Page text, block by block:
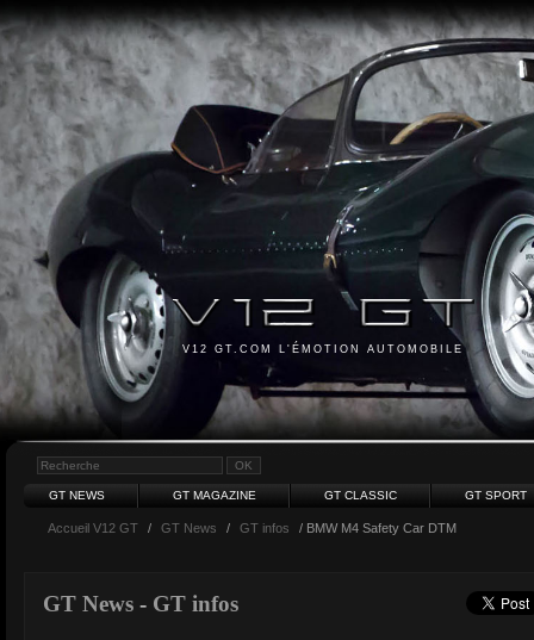
V12 GT.COM L'ÉMOTION AUTOMOBILE
GT NEWS GT MAGAZINE GT CLASSIC GT SPORT
Accueil V12 GT / GT News / GT infos / BMW M4 Safety Car DTM
GT News - GT infos